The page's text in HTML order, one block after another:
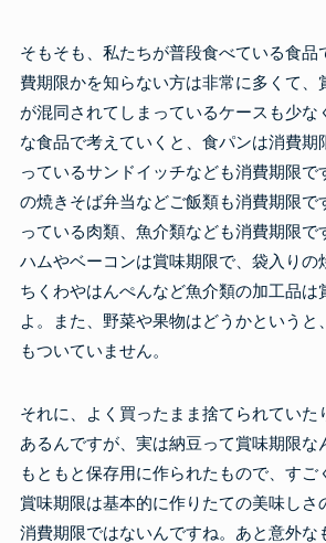
そもそも、私たちが普段食べている食品
費期限かを知らない方は非常に多くて、
が混同されてしまっているケースも少な
な食品で考えていくと、食パンは消費期
っているサンドイッチなども消費期限で
の焼きそば弁当などご飯類も消費期限で
っている肉類、魚介類なども消費期限で
ハムやベーコンは賞味期限で、袋入りの
ちくわやはんぺんなど魚介類の加工品は
よ。また、野菜や果物はどうかというと
もついていません。
それに、よく買ったまま捨てられていた
あるんですが、実は納豆って賞味期限な
もともと保存用に作られたもので、すご
賞味期限は基本的に作りたての美味しさ
消費期限ではないんですね。あと意外な